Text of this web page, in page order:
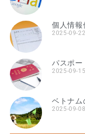
個人情報
2025-09-22
パスポー
2025-09-15
ベトナム
2025-09-08